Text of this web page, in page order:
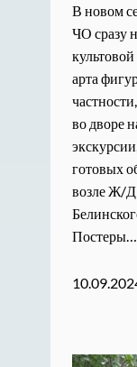
В новом
ЧО сразу
арта
во дворе
готовых
возле Ж/Д
Постеры…